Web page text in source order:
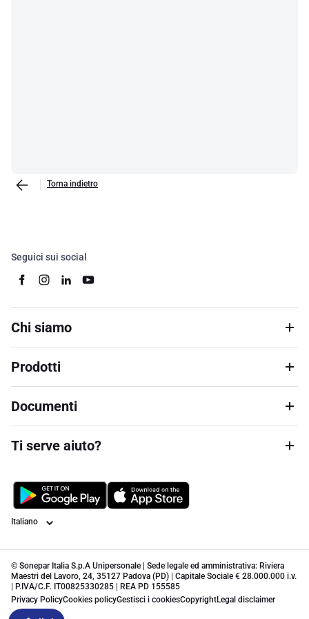
Torna indietro
Seguici sui social
Chi siamo
Prodotti
Documenti
Ti serve aiuto?
Lingua
© Sonepar Italia S.p.A Unipersonale | Sede legale ed amministrativa: Riviera
Maestri del Lavoro, 24, 35127 Padova (PD) | Capitale Sociale € 28.000.000 i.v.
| P.IVA/C.F. IT00825330285 | REA PD 155585
Privacy PolicyCookies policyGestisci i cookiesCopyrightLegal disclaimer